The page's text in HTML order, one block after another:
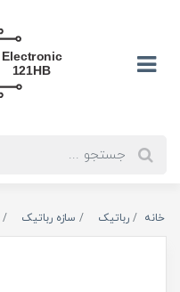
خانه رباتیک سازه رباتیک